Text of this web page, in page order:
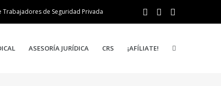
Trabajadores de Seguridad Privada
ASESORÍA JURÍDICA CRS ¡AFÍLIATE!